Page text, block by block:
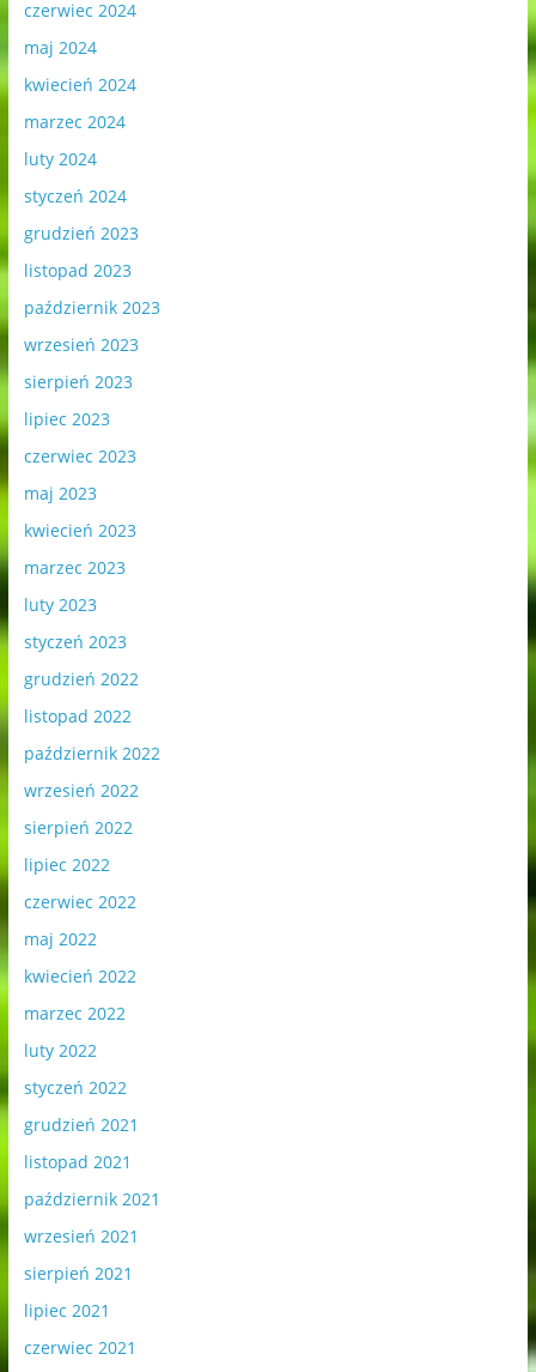
czerwiec 2024
maj 2024
kwiecień 2024
marzec 2024
luty 2024
styczeń 2024
grudzień 2023
listopad 2023
październik 2023
wrzesień 2023
sierpień 2023
lipiec 2023
czerwiec 2023
maj 2023
kwiecień 2023
marzec 2023
luty 2023
styczeń 2023
grudzień 2022
listopad 2022
październik 2022
wrzesień 2022
sierpień 2022
lipiec 2022
czerwiec 2022
maj 2022
kwiecień 2022
marzec 2022
luty 2022
styczeń 2022
grudzień 2021
listopad 2021
październik 2021
wrzesień 2021
sierpień 2021
lipiec 2021
czerwiec 2021